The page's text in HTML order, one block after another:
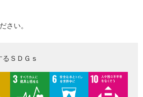
さい。
ＳＤＧｓ